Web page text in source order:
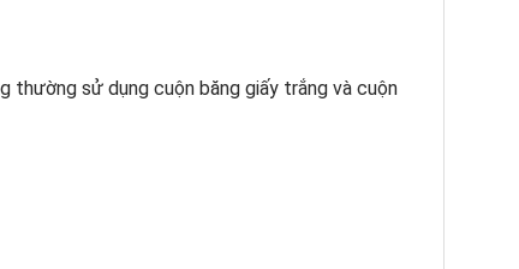
thường sử dụng cuộn băng giấy trắng và cuộn